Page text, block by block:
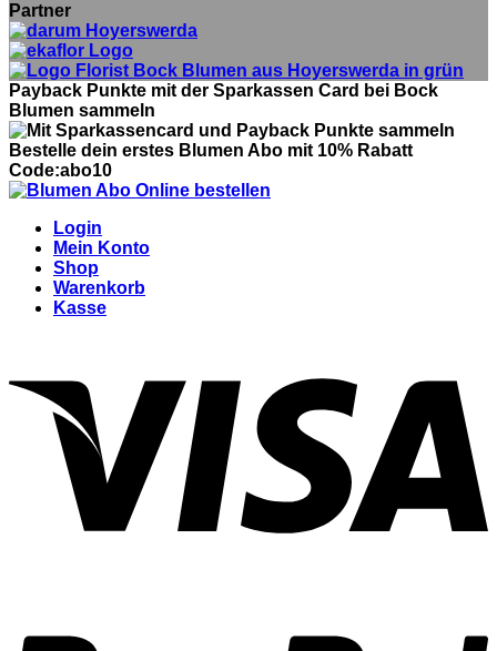
Partner
Payback Punkte mit der Sparkassen Card bei Bock
Blumen sammeln
Bestelle dein erstes Blumen Abo mit 10% Rabatt
Code:abo10
Login
Mein Konto
Shop
Warenkorb
Kasse